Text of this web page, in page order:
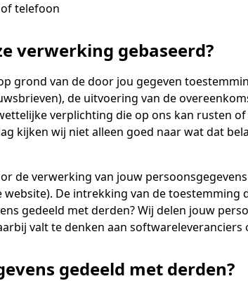
telefoon
verwerking gebaseerd?
grond van de door jou gegeven
de uitvoering van de
verplichting die op ons kan rusten
kijken wij niet alleen goed naar wat dat
de verwerking van jouw
De intrekking van de
gedeeld met derden? Wij delen jouw
valt te denken aan
gedeeld met derden?